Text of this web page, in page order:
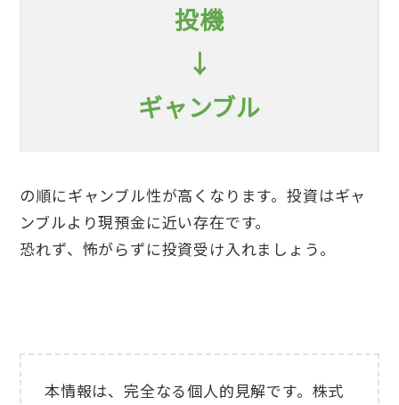
投機
↓
ギャンブル
の順にギャンブル性が高くなります。投資はギャ
ンブルより現預金に近い存在です。
恐れず、怖がらずに投資受け入れましょう。
本情報は、完全なる個人的見解です。株式